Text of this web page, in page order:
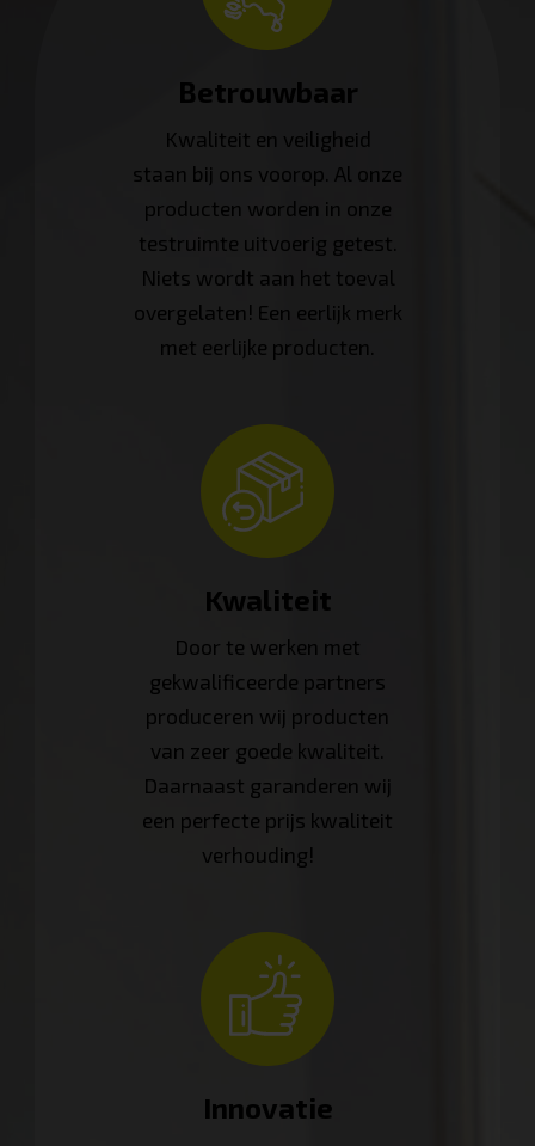
Betrouwbaar
Kwaliteit en veiligheid
staan bij ons voorop. Al onze
producten worden in onze
testruimte uitvoerig getest.
Niets wordt aan het toeval
overgelaten! Een eerlijk merk
met eerlijke producten.
Kwaliteit
Door te werken met
gekwalificeerde partners
produceren wij producten
van zeer goede kwaliteit.
Daarnaast garanderen wij
een perfecte prijs kwaliteit
verhouding!
Innovatie